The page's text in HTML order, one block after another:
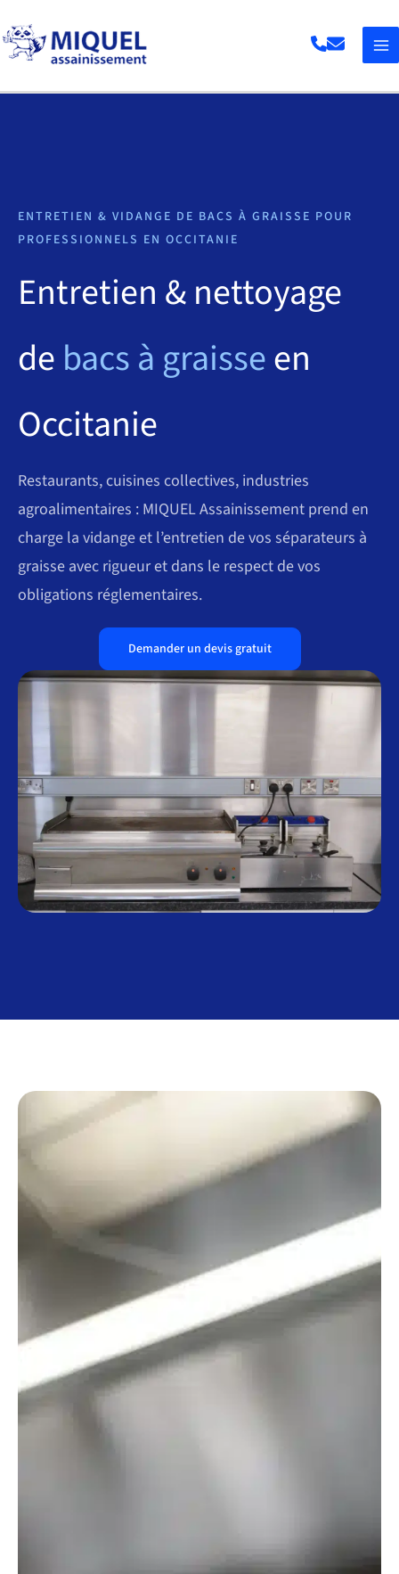
au
contenu
ENTRETIEN & VIDANGE DE BACS À GRAISSE POUR
PROFESSIONNELS EN OCCITANIE
Entretien & nettoyage
de bacs à graisseen
Occitanie
Restaurants, cuisines collectives, industries
agroalimentaires : MIQUEL Assainissement prend en
charge la vidange et l’entretien de vos séparateurs à
graisse avec rigueur et dans le respect de vos
obligations réglementaires.
Demander un devis gratuit